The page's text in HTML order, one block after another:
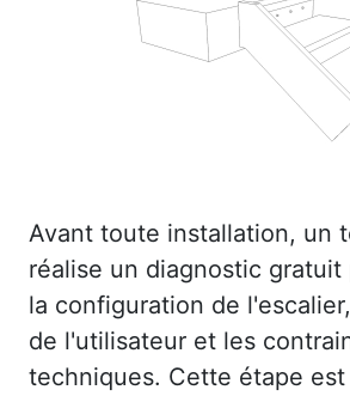
Avant toute installation, un
réalise un diagnostic gratuit
la configuration de
de l'utilisateur et les
techniques. Cette étape